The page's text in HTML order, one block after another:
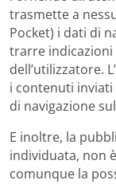
trasmette a
Pocket) i dati di
trarre indicazioni
dell’utilizzatore.
i contenuti inviati
di navigazione
E inoltre, la
individuata, non
comunque la